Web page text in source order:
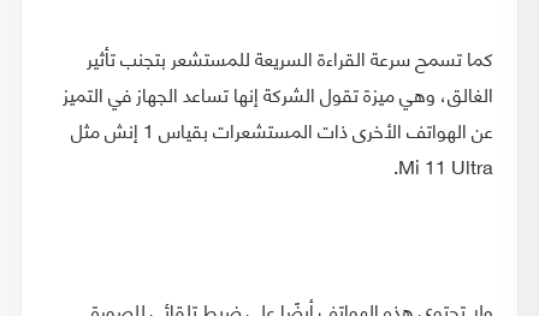
كما تسمح سرعة القراءة السريعة للمستشعر بتجنب تأثير
الغالق، وهي ميزة تقول الشركة إنها تساعد الجهاز في التميز
عن الهواتف الأخرى ذات المستشعرات بقياس 1 إنش مثل
Mi 11 Ultra.